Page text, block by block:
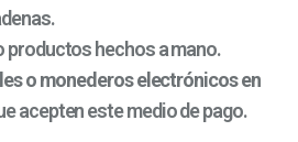
productos hechos a mano.
o monederos electrónicos en
acepten este medio de pago.